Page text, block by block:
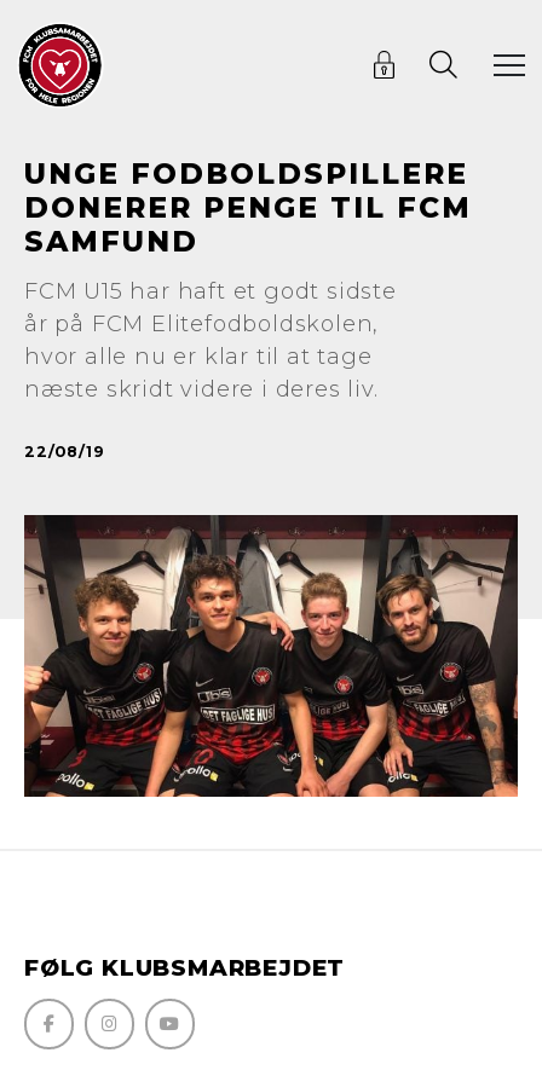
UNGE FODBOLDSPILLERE
DONERER PENGE TIL FCM
SAMFUND
FCM U15 har haft et godt sidste
år på FCM Elitefodboldskolen,
hvor alle nu er klar til at tage
næste skridt videre i deres liv.
22/08/19
FØLG KLUBSMARBEJDET